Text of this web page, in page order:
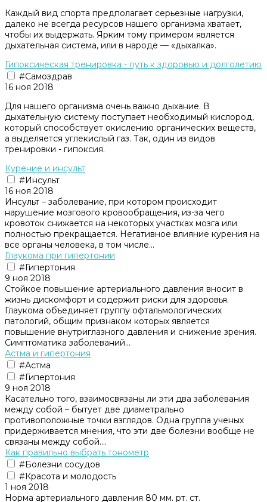
Каждый вид спорта предполагает серьезные нагрузки,
далеко не всегда ресурсов нашего организма хватает,
чтобы их выдержать. Ярким тому примером является
дыхательная система, или в народе — «дыхалка».
Гипоксическая тренировка - путь к здоровью и долголетию
#Самоздрав
16 ноя 2018
Для нашего организма очень важно дыхание. В
дыхательную систему поступает необходимый кислород,
который способствует окислению органических веществ,
а выделяется углекислый газ. Так, один из видов
тренировки - гипоксия.
Курение и инсульт
#Инсульт
16 ноя 2018
Инсульт – заболевание, при котором происходит
нарушение мозгового кровообращения, из-за чего
кровоток снижается на некоторых участках мозга или
полностью прекращается. Негативное влияние курения на
все органы человека, в том числе...
Глаукома при гипертонии
#Гипертония
9 ноя 2018
Стойкое повышение артериального давления вносит в
жизнь дискомфорт и содержит риски для здоровья.
Глаукома объединяет группу офтальмологических
патологий, общим признаком которых является
повышение внутриглазного давления и снижение зрения.
Симптоматика заболеваний...
Астма и гипертония
#Астма
#Гипертония
9 ноя 2018
Касательно того, взаимосвязаны ли эти два заболевания
между собой – бытует две диаметрально
противоположные точки взглядов. Одна группа ученых
придерживается мнения, что эти две болезни вообще не
связаны между собой....
Как правильно выбрать тонометр
#Болезни сосудов
#Красота и молодость
1 ноя 2018
Норма артериального давления 80 мм. рт. ст.